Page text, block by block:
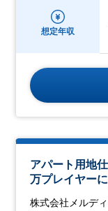
想定年収
アパート用地
万プレイヤー
株式会社メルデ